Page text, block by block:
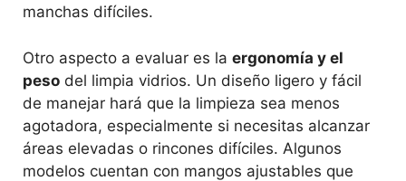
manchas difíciles.
Otro aspecto a evaluar es la ergonomía y el
peso del limpia vidrios. Un diseño ligero y fácil
de manejar hará que la limpieza sea menos
agotadora, especialmente si necesitas alcanzar
áreas elevadas o rincones difíciles. Algunos
modelos cuentan con mangos ajustables que